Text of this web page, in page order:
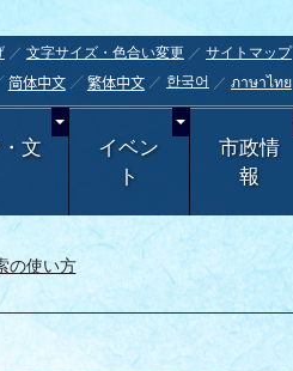
文字サイズ・色合い変更
サイトマップ
简体中文 繁体中文 한국어 ภาษาไทย
文
イベン
ト
市政情
報
の使い方